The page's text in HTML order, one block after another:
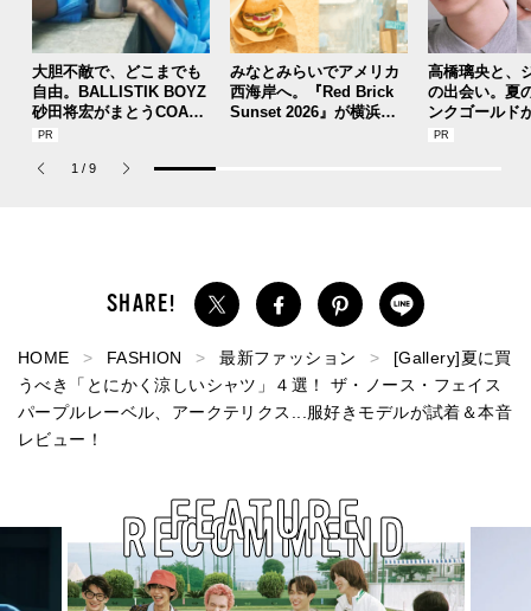
大胆不敵で、どこまでも
自由。BALLISTIK BOYZ
砂田将宏がまとうCOACH
の新作フレグランス「コ
パルファム」
みなとみらいでアメリカ
西海岸へ。『Red Brick
Sunset 2026』が横浜赤
高橋璃央と、
の出会い。夏
ンクゴールド
SUMMER
1 / 9
HOME FASHION 最新ファッション
[Gallery]夏に買
うべき「とにかく涼しいシャツ」４選！ ザ・ノース・フェイス
パープルレーベル、アークテリクス...服好きモデルが試着＆本音
レビュー！
RECOMMEND
FEATURE